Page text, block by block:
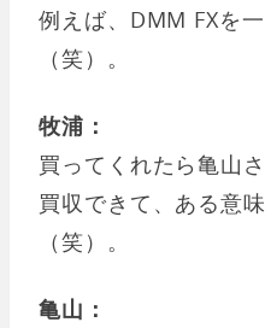
例えば、DMM FXを
（笑）。
牧浦：
買ってくれたら亀山
買収できて、ある意
（笑）。
亀山：